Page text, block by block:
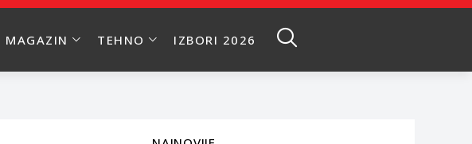
MAGAZIN TEHNO IZBORI 2026